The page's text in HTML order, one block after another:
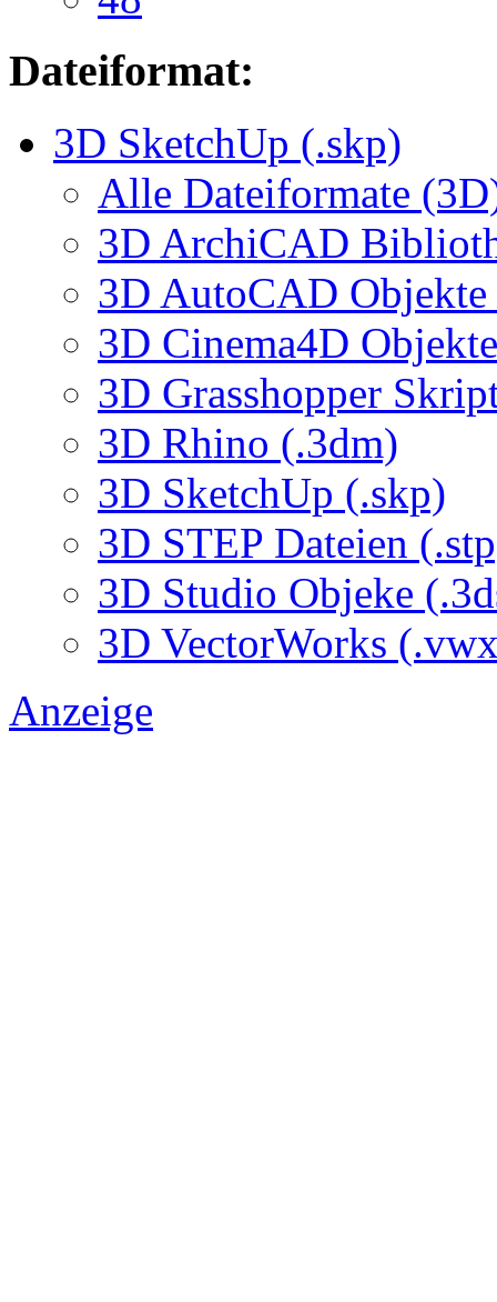
Dateiformat:
3D SketchUp (.skp)
Alle Dateiformate
3D ArchiCAD
3D AutoCAD
3D Cinema4D
3D Grasshopper
3D Rhino (.3dm)
3D SketchUp (.skp)
3D STEP Dateien
3D Studio Objeke
3D VectorWorks
Anzeige